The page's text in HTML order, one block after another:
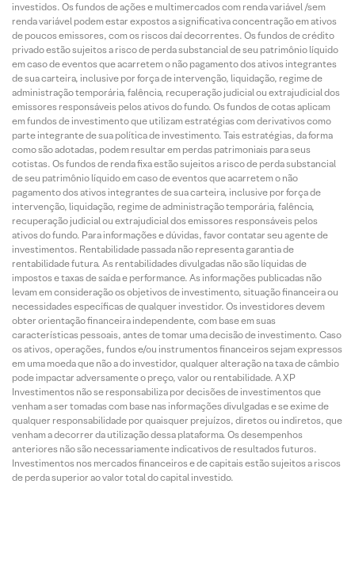
investidos. Os fundos de ações e multimercados com renda variável /sem
renda variável podem estar expostos a significativa concentração em ativos
de poucos emissores, com os riscos daí decorrentes. Os fundos de crédito
privado estão sujeitos a risco de perda substancial de seu patrimônio líquido
em caso de eventos que acarretem o não pagamento dos ativos integrantes
de sua carteira, inclusive por força de intervenção, liquidação, regime de
administração temporária, falência, recuperação judicial ou extrajudicial dos
emissores responsáveis pelos ativos do fundo. Os fundos de cotas aplicam
em fundos de investimento que utilizam estratégias com derivativos como
parte integrante de sua política de investimento. Tais estratégias, da forma
como são adotadas, podem resultar em perdas patrimoniais para seus
cotistas. Os fundos de renda fixa estão sujeitos a risco de perda substancial
de seu patrimônio líquido em caso de eventos que acarretem o não
pagamento dos ativos integrantes de sua carteira, inclusive por força de
intervenção, liquidação, regime de administração temporária, falência,
recuperação judicial ou extrajudicial dos emissores responsáveis pelos
ativos do fundo. Para informações e dúvidas, favor contatar seu agente de
investimentos. Rentabilidade passada não representa garantia de
rentabilidade futura. As rentabilidades divulgadas não são líquidas de
impostos e taxas de saída e performance. As informações publicadas não
levam em consideração os objetivos de investimento, situação financeira ou
necessidades específicas de qualquer investidor. Os investidores devem
obter orientação financeira independente, com base em suas
características pessoais, antes de tomar uma decisão de investimento. Caso
os ativos, operações, fundos e/ou instrumentos financeiros sejam expressos
em uma moeda que não a do investidor, qualquer alteração na taxa de câmbio
pode impactar adversamente o preço, valor ou rentabilidade. A XP
Investimentos não se responsabiliza por decisões de investimentos que
venham a ser tomadas com base nas informações divulgadas e se exime de
qualquer responsabilidade por quaisquer prejuízos, diretos ou indiretos, que
venham a decorrer da utilização dessa plataforma. Os desempenhos
anteriores não são necessariamente indicativos de resultados futuros.
Investimentos nos mercados financeiros e de capitais estão sujeitos a riscos
de perda superior ao valor total do capital investido.